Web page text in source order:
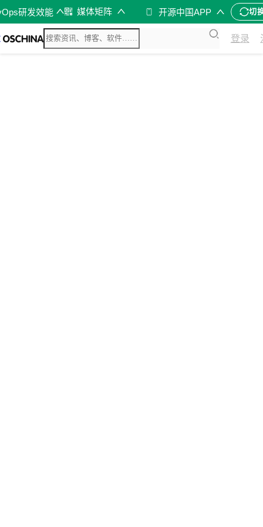
研发效能 媒体矩阵 开源中国APP 切
登录